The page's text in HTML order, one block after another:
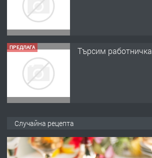
ПРЕДЛАГА Търсим работничка
Случайна рецепта